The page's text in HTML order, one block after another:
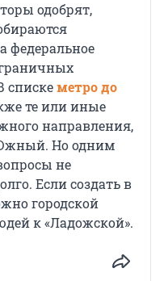
одобрят,
федеральное
спискеметро до
те или иные
направления,
Но одним
не
Если создать в
городской
к «Ладожской».